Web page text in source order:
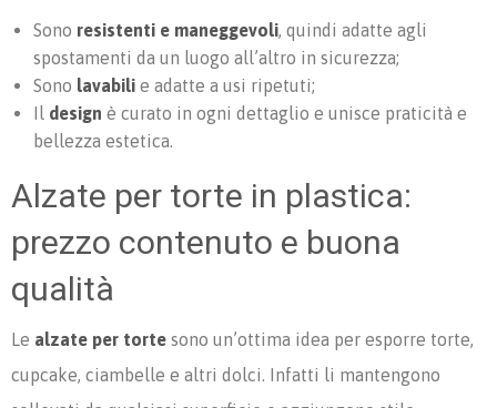
Sono resistenti e maneggevoli, quindi adatte agli
spostamenti da un luogo all’altro in sicurezza;
Sono lavabili e adatte a usi ripetuti;
Il design è curato in ogni dettaglio e unisce praticità e
bellezza estetica.
Alzate per torte in plastica:
prezzo contenuto e buona
qualità
Le alzate per torte sono un’ottima idea per esporre torte,
cupcake, ciambelle e altri dolci. Infatti li mantengono